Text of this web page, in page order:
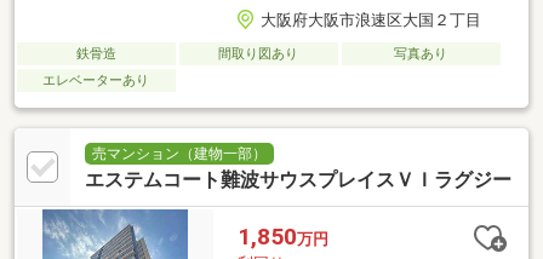
大阪府大阪市浪速区大国２丁目
鉄骨造 間取り図あり
写真あり
エレベーターあり
売マンション（建物一部）
エステムコート難波サウスプレイスＶＩラグジー
1,850万円